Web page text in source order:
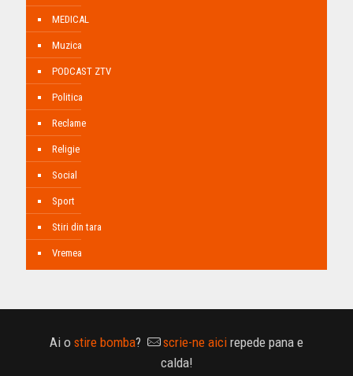
MEDICAL
Muzica
PODCAST ZTV
Politica
Reclame
Religie
Social
Sport
Stiri din tara
Vremea
Ai o stire bomba? scrie-ne aici repede pana e
calda!